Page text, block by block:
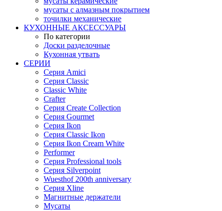
мусаты с алмазным покрытием
точилки механические
КУХОННЫЕ АКСЕССУАРЫ
По категории
Доски разделочные
Кухонная утвать
СЕРИИ
Серия Amici
Серия Classic
Classic White
Crafter
Серия Create Collection
Серия Gourmet
Серия Ikon
Серия Classic Ikon
Серия Ikon Cream White
Performer
Серия Professional tools
Серия Silverpoint
Wuesthof 200th anniversary
Серия Xline
Магнитные держатели
Мусаты